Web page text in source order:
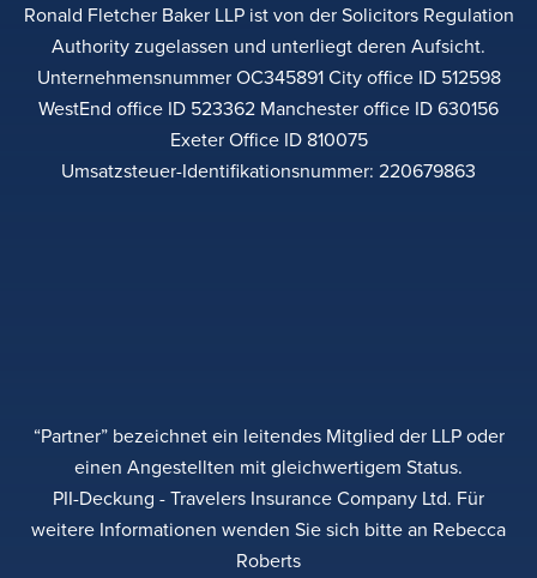
Ronald Fletcher Baker LLP ist von der Solicitors Regulation
Authority zugelassen und unterliegt deren Aufsicht.
Unternehmensnummer OC345891 City office ID 512598
WestEnd office ID 523362 Manchester office ID 630156
Exeter Office ID 810075
Umsatzsteuer-Identifikationsnummer: 220679863
“Partner” bezeichnet ein leitendes Mitglied der LLP oder
einen Angestellten mit gleichwertigem Status.
PII-Deckung - Travelers Insurance Company Ltd. Für
weitere Informationen wenden Sie sich bitte an Rebecca
Roberts